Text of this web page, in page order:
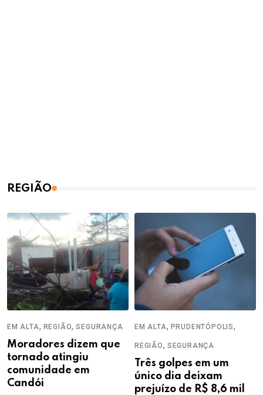
REGIÃO
EM ALTA, REGIÃO,SEGURANÇA
Moradores dizem que
tornado atingiu
comunidade em
Candói
EM ALTA, PRUDENTÓPOLIS,
REGIÃO, SEGURANÇA
Três golpes em um
único dia deixam
prejuízo de R$ 8,6 mil